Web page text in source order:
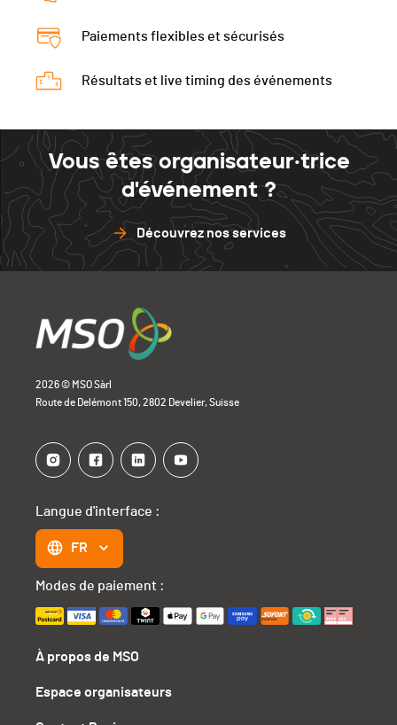
Paiements flexibles et sécurisés
Résultats et live timing des événements
Vous êtes organisateur·trice
d'événement ?
Découvrez nos services
2026 © MSO Sàrl
Route de Delémont 150, 2802 Develier, Suisse
À propos de MSO
Espace organisateurs
Langue d'interface :
FR
Modes de paiement :